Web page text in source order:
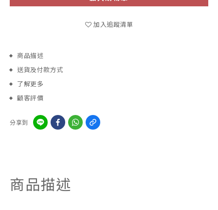
加入追蹤清單
商品描述
送貨及付款方式
了解更多
顧客評價
分享到
商品描述